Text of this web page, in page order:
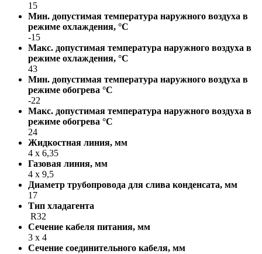
15
Мин. допустимая температура наружного воздуха в
режиме охлаждения, °С
-15
Макс. допустимая температура наружного воздуха в
режиме охлаждения, °С
43
Мин. допустимая температура наружного воздуха в
режиме обогрева °С
-22
Макс. допустимая температура наружного воздуха в
режиме обогрева °С
24
Жидкостная линия, мм
4 x 6,35
Газовая линия, мм
4 x 9,5
Диаметр трубопровода для слива конденсата, мм
17
Тип хладагента
R32
Сечение кабеля питания, мм
3 х 4
Сечение соединительного кабеля, мм